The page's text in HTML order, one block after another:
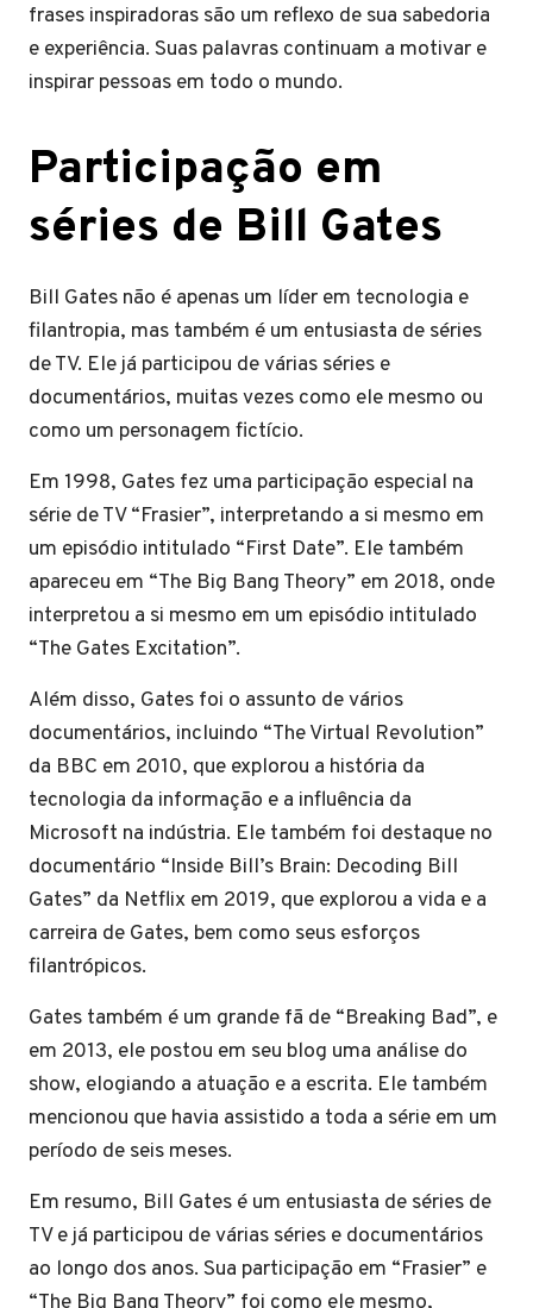
frases inspiradoras são um reflexo de sua sabedoria
e experiência. Suas palavras continuam a motivar e
inspirar pessoas em todo o mundo.
Participação em
séries de Bill Gates
Bill Gates não é apenas um líder em tecnologia e
filantropia, mas também é um entusiasta de séries
de TV. Ele já participou de várias séries e
documentários, muitas vezes como ele mesmo ou
como um personagem fictício.
Em 1998, Gates fez uma participação especial na
série de TV “Frasier”, interpretando a si mesmo em
um episódio intitulado “First Date”. Ele também
apareceu em “The Big Bang Theory” em 2018, onde
interpretou a si mesmo em um episódio intitulado
“The Gates Excitation”.
Além disso, Gates foi o assunto de vários
documentários, incluindo “The Virtual Revolution”
da BBC em 2010, que explorou a história da
tecnologia da informação e a influência da
Microsoft na indústria. Ele também foi destaque no
documentário “Inside Bill’s Brain: Decoding Bill
Gates” da Netflix em 2019, que explorou a vida e a
carreira de Gates, bem como seus esforços
filantrópicos.
Gates também é um grande fã de “Breaking Bad”, e
em 2013, ele postou em seu blog uma análise do
show, elogiando a atuação e a escrita. Ele também
mencionou que havia assistido a toda a série em um
período de seis meses.
Em resumo, Bill Gates é um entusiasta de séries de
TV e já participou de várias séries e documentários
ao longo dos anos. Sua participação em “Frasier” e
“The Big Bang Theory” foi como ele mesmo,